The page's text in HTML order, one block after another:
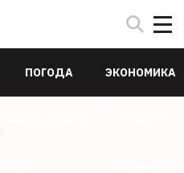
ПОГОДА ЭКОНОМИКА